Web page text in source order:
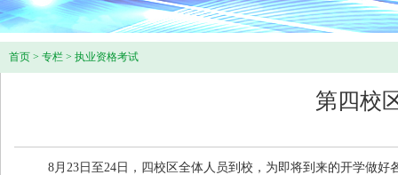
首页 > 专栏 > 执业资格考试
第四校
8月23日至24日，四校区全体人员到校，为即将到来的开学做好